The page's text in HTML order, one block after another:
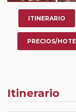
tras rellenar el
o los que estén
descuento del
ITINERARIO
PRECIOS/
Itinerario